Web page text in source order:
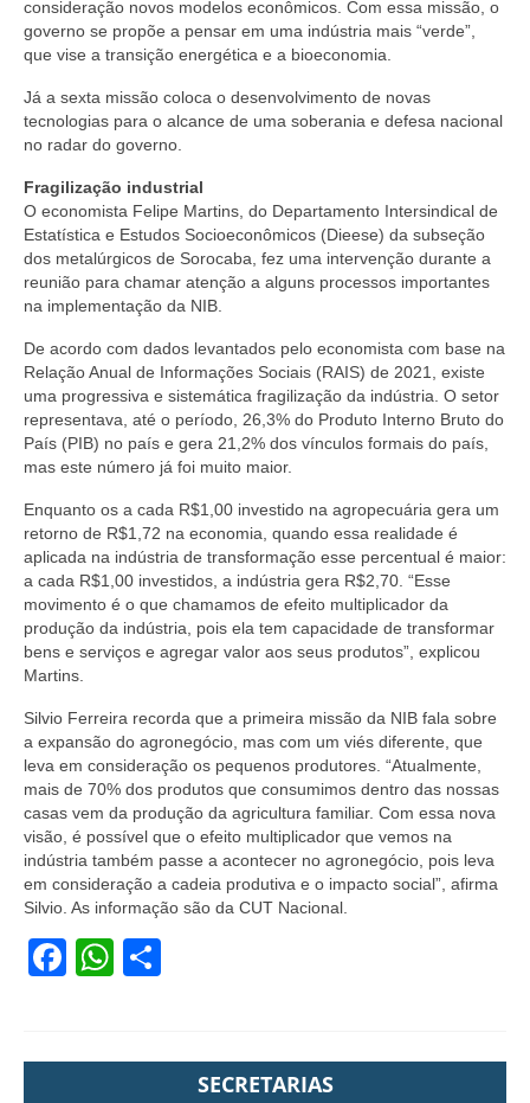
consideração novos modelos econômicos. Com essa missão, o
governo se propõe a pensar em uma indústria mais “verde”,
que vise a transição energética e a bioeconomia.
Já a sexta missão coloca o desenvolvimento de novas
tecnologias para o alcance de uma soberania e defesa nacional
no radar do governo.
Fragilização industrial
O economista Felipe Martins, do Departamento Intersindical de
Estatística e Estudos Socioeconômicos (Dieese) da subseção
dos metalúrgicos de Sorocaba, fez uma intervenção durante a
reunião para chamar atenção a alguns processos importantes
na implementação da NIB.
De acordo com dados levantados pelo economista com base na
Relação Anual de Informações Sociais (RAIS) de 2021, existe
uma progressiva e sistemática fragilização da indústria. O setor
representava, até o período, 26,3% do Produto Interno Bruto do
País (PIB) no país e gera 21,2% dos vínculos formais do país,
mas este número já foi muito maior.
Enquanto os a cada R$1,00 investido na agropecuária gera um
retorno de R$1,72 na economia, quando essa realidade é
aplicada na indústria de transformação esse percentual é maior:
a cada R$1,00 investidos, a indústria gera R$2,70. “Esse
movimento é o que chamamos de efeito multiplicador da
produção da indústria, pois ela tem capacidade de transformar
bens e serviços e agregar valor aos seus produtos”, explicou
Martins.
Silvio Ferreira recorda que a primeira missão da NIB fala sobre
a expansão do agronegócio, mas com um viés diferente, que
leva em consideração os pequenos produtores. “Atualmente,
mais de 70% dos produtos que consumimos dentro das nossas
casas vem da produção da agricultura familiar. Com essa nova
visão, é possível que o efeito multiplicador que vemos na
indústria também passe a acontecer no agronegócio, pois leva
em consideração a cadeia produtiva e o impacto social”, afirma
Silvio. As informação são da CUT Nacional.
Facebook
WhatsApp
SECRETARIAS